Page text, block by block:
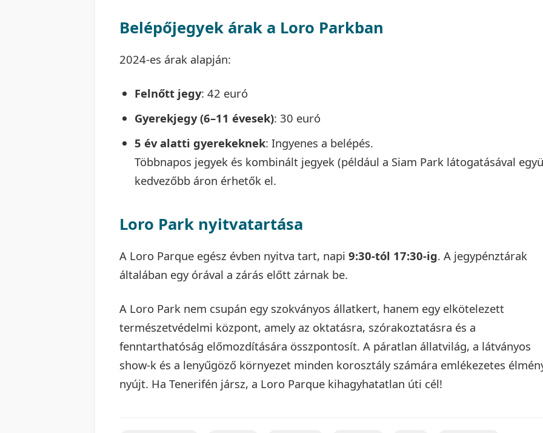
Belépőjegyek árak a Loro Parkban
2024-es árak alapján:
Felnőtt jegy: 42 euró
Gyerekjegy (6–11 évesek): 30 euró
5 év alatti gyerekeknek: Ingyenes a belépés.
Többnapos jegyek és kombinált jegyek (például a Siam Park látogatásával
kedvezőbb áron érhetők el.
Loro Park nyitvatartása
A Loro Parque egész évben nyitva tart, napi 9:30-tól 17:30-ig. A jegypénztárak
általában egy órával a zárás előtt zárnak be.
A Loro Park nem csupán egy szokványos állatkert, hanem egy elkötelezett
természetvédelmi központ, amely az oktatásra, szórakoztatásra és a
fenntarthatóság előmozdítására összpontosít. A páratlan állatvilág, a látványos
show-k és a lenyűgöző környezet minden korosztály számára emlékezetes
nyújt. Ha Tenerifén jársz, a Loro Parque kihagyhatatlan úti cél!